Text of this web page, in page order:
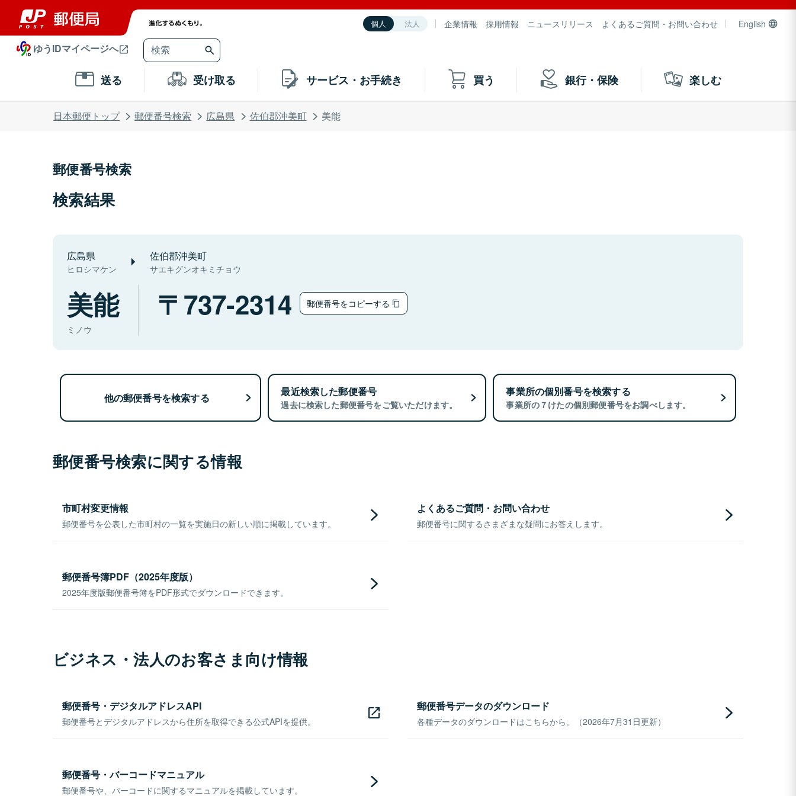
個人 法人 企業情報 採用情報 ニュースリリース よくあるご質問・お問い合わせ English
ゆうIDマイページへ
送る 受け取る サービス・お手続き 買う 銀行・保険 楽しむ
日本郵便トップ 郵便番号検索 広島県 佐伯郡沖美町 美能
郵便番号検索
検索結果
広島県
ヒロシマケン
佐伯郡沖美町
サエキグンオキミチョウ
美能
ミノウ
737-2314 郵便番号をコピーする
他の郵便番号を検索する 最近検索した郵便番号
過去に検索した郵便番号をご覧いただけます。
事業所の個別番号を検索する
事業所の７けたの個別郵便番号をお調べします。
郵便番号検索に関する情報
市町村変更情報
郵便番号を公表した市町村の一覧を実施日の新しい順に掲載しています。
よくあるご質問・お問い合わせ
郵便番号に関するさまざまな疑問にお答えします。
郵便番号簿PDF（2025年度版）
2025年度版郵便番号簿をPDF形式でダウンロードできます。
ビジネス・法人のお客さま向け情報
郵便番号・デジタルアドレスAPI
郵便番号とデジタルアドレスから住所を取得できる公式APIを提供。
郵便番号データのダウンロード
各種データのダウンロードはこちらから。（2026年7月31日更新）
郵便番号・バーコードマニュアル
郵便番号や、バーコードに関するマニュアルを掲載しています。